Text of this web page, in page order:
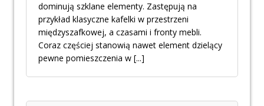
dominują szklane elementy. Zastępują na
przykład klasyczne kafelki w przestrzeni
międzyszafkowej, a czasami i fronty mebli.
Coraz częściej stanowią nawet element dzielący
pewne pomieszczenia w [...]